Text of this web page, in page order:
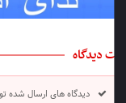
دیدگاه
دیدگاه های ارسال شده